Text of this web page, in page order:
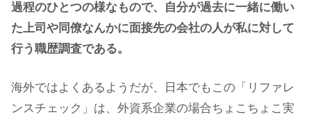
過程のひとつの様なもので、自分が過去に一緒に働い
た上司や同僚なんかに面接先の会社の人が私に対して
行う職歴調査である。
海外ではよくあるようだが、日本でもこの「リファレ
ンスチェック」は、外資系企業の場合ちょこちょこ実